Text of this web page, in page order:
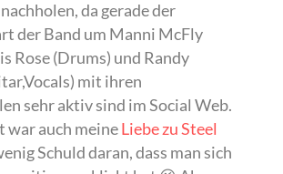
da gerade der
der Band um Manni McFly
Rose (Drums) und Randy
mit ihren
sehr aktiv sind im Social Web.
war auch meineLiebe zu Steel
Schuld daran, dass man sich